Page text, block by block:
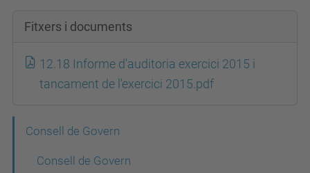
Fitxers i documents
12.18 Informe d'auditoria exercici 2015 i
tancament de l'exercici 2015.pdf
Consell de Govern
Consell de Govern